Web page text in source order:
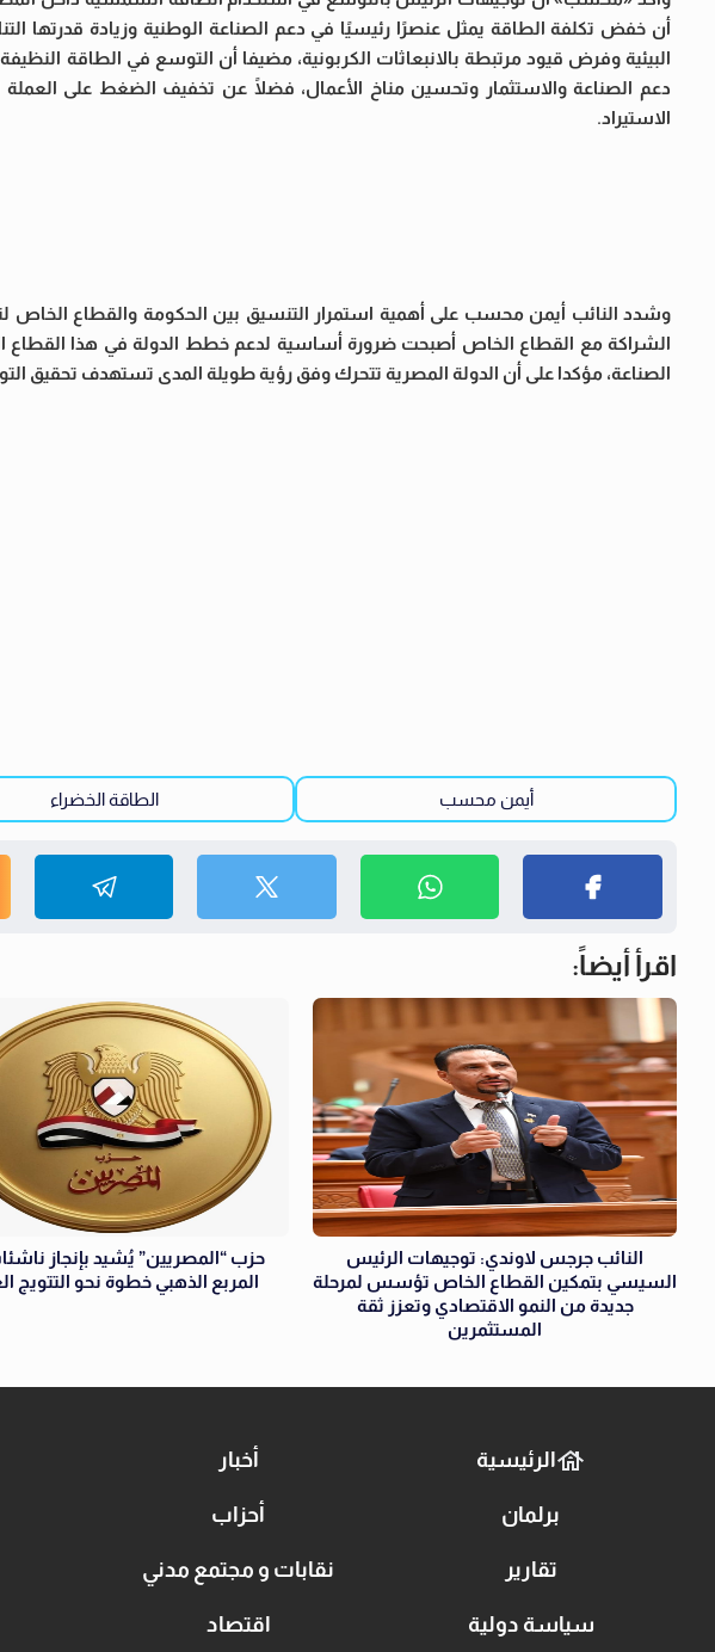
أن خفض تكلفة الطاقة يمثل عنصرًا رئيسيًا في دعم الصناعة الوطنية وزيادة قدرتها
البيئية وفرض قيود مرتبطة بالانبعاثات الكربونية، مضيفا أن التوسع في الطاقة
دعم الصناعة والاستثمار وتحسين مناخ الأعمال، فضلًا عن تخفيف الضغط على العملة
الاستيراد.
وشدد النائب أيمن محسب على أهمية استمرار التنسيق بين الحكومة والقطاع الخاص
الشراكة مع القطاع الخاص أصبحت ضرورة أساسية لدعم خطط الدولة في هذا القطاع
الصناعة، مؤكدا على أن الدولة المصرية تتحرك وفق رؤية طويلة المدى تستهدف تحقيق
أيمن محسب الطاقة الخضراء
اقرأ أيضاً:
النائب جرجس لاوندي: توجيهات الرئيس
السيسي بتمكين القطاع الخاص تؤسس لمرحلة
جديدة من النمو الاقتصادي وتعزز ثقة
المستثمرين
حزب “المصريين” يُشيد بإنجاز
المربع الذهبي خطوة نحو التتويج
الرئيسية أخبار
برلمان أحزاب
تقارير نقابات و مجتمع مدني
سياسة دولية اقتصاد